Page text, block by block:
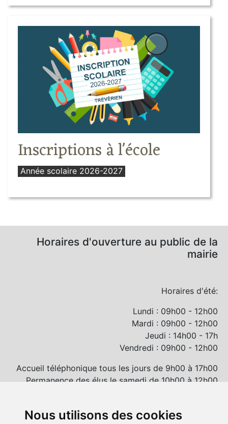
Nous utilisons des cookies
Inscriptions à l'école
Année scolaire 2026-2027
Horaires d'ouverture au public de la
mairie
Horaires d'été:
Lundi : 09h00 - 12h00
Mardi : 09h00 - 12h00
Jeudi : 14h00 - 17h
Vendredi : 09h00 - 12h00
Accueil téléphonique tous les jours de 9h00 à 17h00
Permanence des élus le samedi de 10h00 à 12h00